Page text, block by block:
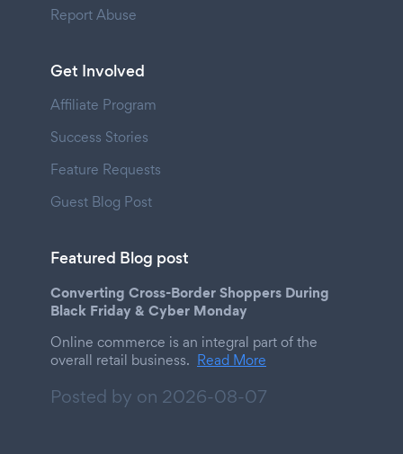
Report Abuse
Get Involved
Affiliate Program
Success Stories
Feature Requests
Guest Blog Post
Featured Blog post
Converting Cross-Border Shoppers During
Black Friday & Cyber Monday
Online commerce is an integral part of the
overall retail business. Read More
Posted by on 2026-08-07